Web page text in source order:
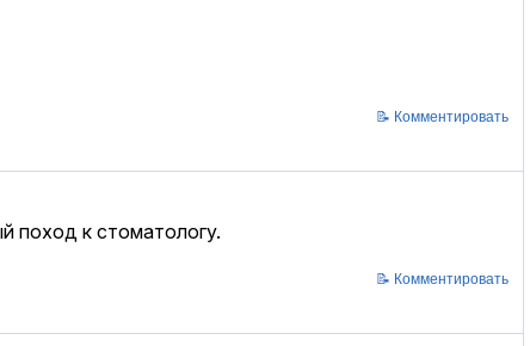
📝 Комментировать
поход к стоматологу.
📝 Комментировать